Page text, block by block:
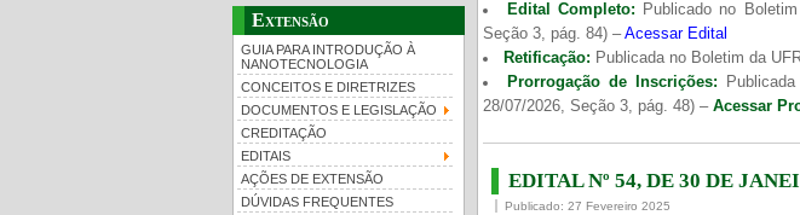
Extensão
GUIA PARA INTRODUÇÃO À
NANOTECNOLOGIA
CONCEITOS E DIRETRIZES
DOCUMENTOS E LEGISLAÇÃO
CREDITAÇÃO
EDITAIS
AÇÕES DE EXTENSÃO
DÚVIDAS FREQUENTES
Edital Completo: Publicado no
Seção 3, pág. 84) –Acessar Edital
Retificação: Publicada no Boletim da
Prorrogação de Inscrições:
28/07/2026, Seção 3, pág. 48) – Acessar
EDITAL Nº 54, DE 30 DE
Publicado: 27 Fevereiro 2025